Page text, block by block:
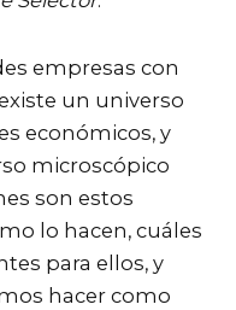
empresas con
un universo
económicos, y
microscópico
son estos
lo hacen, cuáles
para ellos, y
hacer como